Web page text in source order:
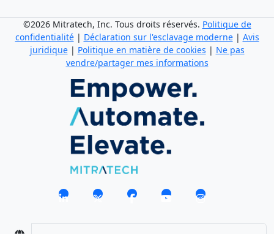
©2026 Mitratech, Inc. Tous droits réservés. Politique de
confidentialité| Déclaration sur l'esclavage moderne| Avis
juridique| Politique en matière de cookies | Ne pas
vendre/partager mes informations